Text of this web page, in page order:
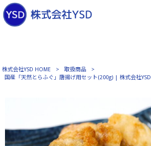
株式会社YSD HOME > 取扱商品
>
国産「天然とらふぐ」唐揚げ用セット(200g) | 株式会社YSD